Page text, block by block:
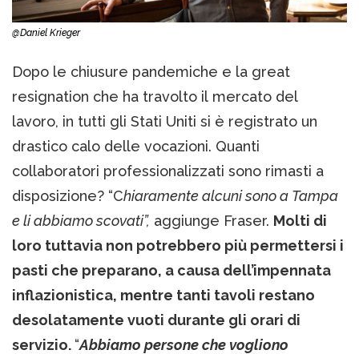
@Daniel Krieger
Dopo le chiusure pandemiche e la great
resignation che ha travolto il mercato del
lavoro, in tutti gli Stati Uniti si è registrato un
drastico calo delle vocazioni. Quanti
collaboratori professionalizzati sono rimasti a
disposizione? “Chiaramente alcuni sono a Tampa
e li abbiamo scovati”, aggiunge Fraser. Molti di
loro tuttavia non potrebbero più permettersi i
pasti che preparano, a causa dell’impennata
inflazionistica, mentre tanti tavoli restano
desolatamente vuoti durante gli orari di
servizio. “Abbiamo persone che vogliono